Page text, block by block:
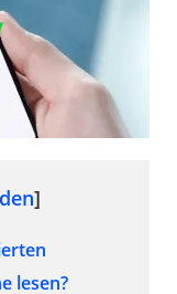
]
lesen?